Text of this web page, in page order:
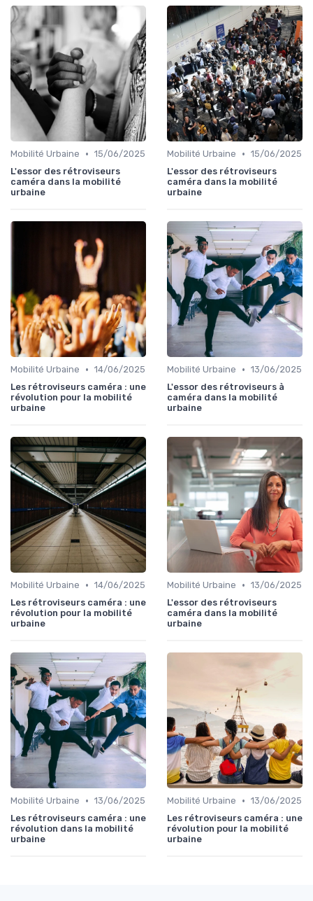
Mobilité Urbaine • 15/06/2025
L'essor des rétroviseurs
caméra dans la mobilité
urbaine
Mobilité Urbaine • 15/06/2025
L'essor des rétroviseurs
caméra dans la mobilité
urbaine
Mobilité Urbaine • 14/06/2025
Les rétroviseurs caméra : une
révolution pour la mobilité
urbaine
Mobilité Urbaine • 13/06/2025
L'essor des rétroviseurs à
caméra dans la mobilité
urbaine
Mobilité Urbaine • 14/06/2025
Les rétroviseurs caméra : une
révolution pour la mobilité
urbaine
Mobilité Urbaine • 13/06/2025
L'essor des rétroviseurs
caméra dans la mobilité
urbaine
Mobilité Urbaine • 13/06/2025
Les rétroviseurs caméra : une
révolution dans la mobilité
urbaine
Mobilité Urbaine • 13/06/2025
Les rétroviseurs caméra : une
révolution pour la mobilité
urbaine